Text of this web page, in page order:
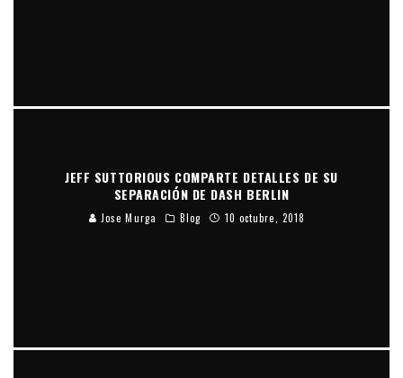
JEFF SUTTORIOUS COMPARTE DETALLES DE SU
SEPARACIÓN DE DASH BERLIN
Jose Murga Blog 10 octubre, 2018